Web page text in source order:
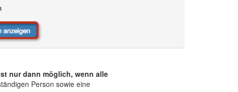
nur dann möglich, wenn alle
Person sowie eine